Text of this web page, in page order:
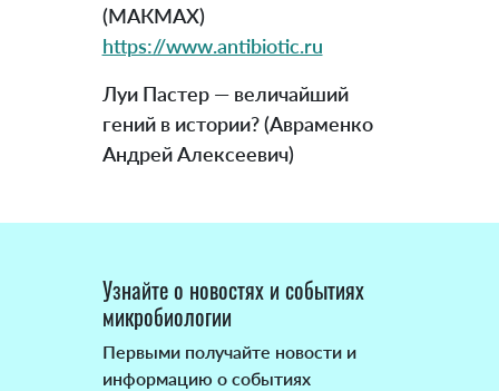
(МАКМАХ)
https://www.antibiotic.ru
Луи Пастер — величайший
гений в истории? (Авраменко
Андрей Алексеевич)
Узнайте о новостях и событиях
микробиологии
Первыми получайте новости и
информацию о событиях